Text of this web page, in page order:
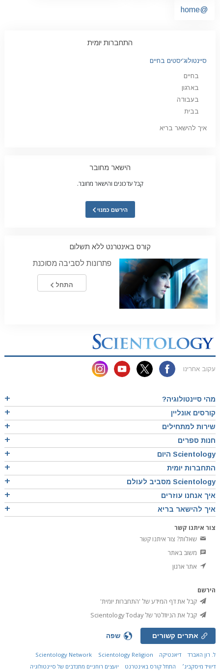
@home
התחברות יומית
סיינטולוג'יסטים בחיים
בחיים
בארגון
בעבודה
בבית
איך להישאר בריא
הישאר מחובר
קבל עדכונים והישאר מחובר.
הירשם כמנוי
קורס באינטרנט ללא תשלום
פתרונות לסביבה מסוכנת
התחל
עקוב אחרינו
מהי סיינטולוגיה?
קורסים אונליין
שירות למתחילים
חנות ספרים
Scientology היום
התחברות יומית
Scientology מסביב לעולם
איך אנחנו עוזרים
איך להישאר בריא
צור איתנו קשר
שאלות? צור איתנו קשר
משוב באתר
אתר ארגון
הירשם
קבל את דף המידע של 'התחברות יומית'
קבל את הניוזלטר של Scientology Today
אתרים קשורים שפה
ל. רון האברד דיאנטיקה Scientology Network
Scientology Religion
דיוויד מיסקביג׳
התחל קורס באינטרנט יועצים רוחניים מתנדבים של סיינטולוגיה